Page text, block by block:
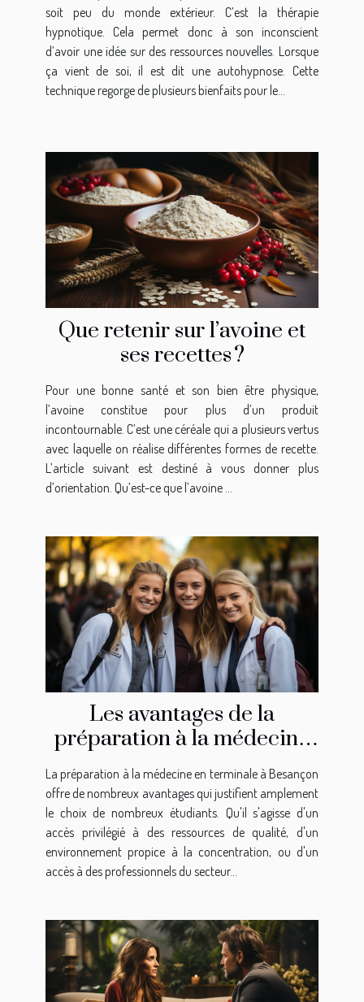
soit peu du monde extérieur. C’est la thérapie
hypnotique. Cela permet donc à son inconscient
d’avoir une idée sur des ressources nouvelles. Lorsque
ça vient de soi, il est dit une autohypnose. Cette
technique regorge de plusieurs bienfaits pour le...
Que retenir sur l’avoine et
ses recettes ?
Pour une bonne santé et son bien être physique,
l’avoine constitue pour plus d’un produit
incontournable. C’est une céréale qui a plusieurs vertus
avec laquelle on réalise différentes formes de recette.
L’article suivant est destiné à vous donner plus
d’orientation. Qu’est-ce que l’avoine ...
Les avantages de la
préparation à la médecine
en terminale à Besançon
La préparation à la médecine en terminale à Besançon
offre de nombreux avantages qui justifient amplement
le choix de nombreux étudiants. Qu'il s'agisse d'un
accès privilégié à des ressources de qualité, d'un
environnement propice à la concentration, ou d'un
accès à des professionnels du secteur...